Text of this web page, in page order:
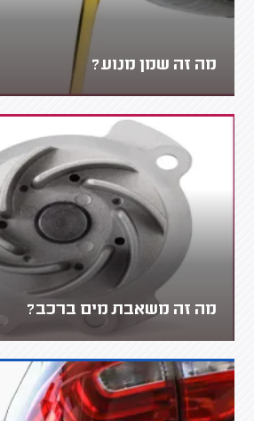
מה זה שמן מנוע?
מה זה משאבת מים ברכב?